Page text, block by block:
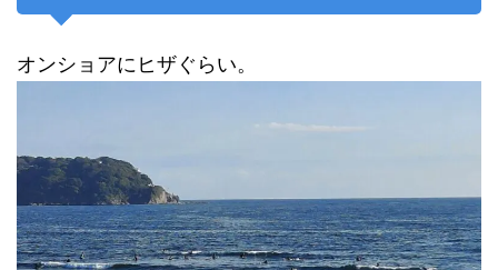
オンショアにヒザぐらい。